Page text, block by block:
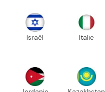
Israël Italie